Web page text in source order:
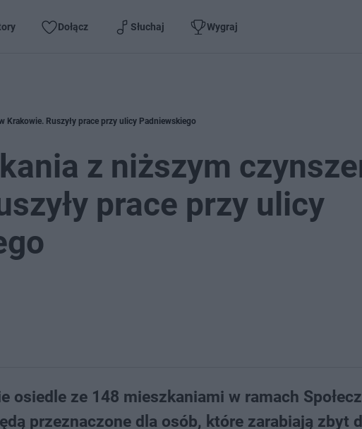
Dołącz Słuchaj Wygraj
Krakowie. Ruszyły prace przy ulicy Padniewskiego
z niższym
prace przy ulicy
osiedle ze 148 mieszkaniami w ramach
przeznaczone dla osób, które zarabiają zbyt